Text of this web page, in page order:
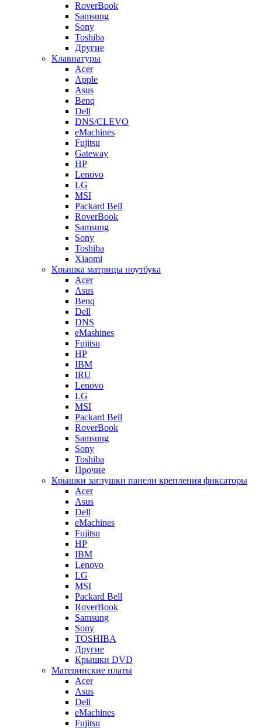
RoverBook
Samsung
Sony
Toshiba
Другие
Клавиатуры
Acer
Apple
Asus
Benq
Dell
DNS/CLEVO
eMachines
Fujitsu
Gateway
HP
Lenovo
LG
MSI
Packard Bell
RoverBook
Samsung
Sony
Toshiba
Xiaomi
Крышка матрицы ноутбука
Acer
Asus
Benq
Dell
DNS
eMashines
Fujitsu
HP
IBM
IRU
Lenovo
LG
MSI
Packard Bell
RoverBook
Samsung
Sony
Toshiba
Прочие
Крышки заглушки панели крепления фиксаторы
Acer
Asus
Dell
eMachines
Fujitsu
HP
IBM
Lenovo
LG
MSI
Packard Bell
RoverBook
Samsung
Sony
TOSHIBA
Другие
Крышки DVD
Материнские платы
Acer
Asus
Dell
eMachines
Fujitsu